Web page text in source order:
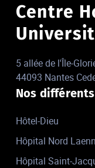
Centre
5 allée de l'Île-
44093 Nantes
Nos
Hôtel-Dieu
Hôpital Nord
Hôpital Saint-